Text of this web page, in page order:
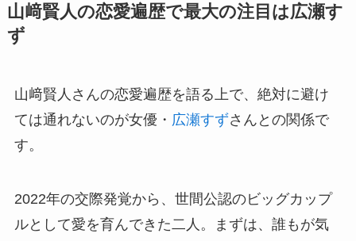
山﨑賢人の恋愛遍歴で最大の注目は広瀬す
ず
山﨑賢人さんの恋愛遍歴を語る上で、絶対に避け
ては通れないのが女優・ 広瀬すずさんとの関係で
す。
2022年の交際発覚から、世間公認のビッグカップ
ルとして愛を育んできた二人。まずは、誰もが気